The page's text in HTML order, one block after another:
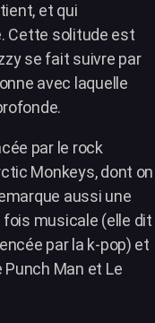
et qui
Cette solitude est
se fait suivre par
avec laquelle
par le rock
Monkeys, dont on
aussi une
fois musicale (elle dit
par la k-pop) et
Man et Le